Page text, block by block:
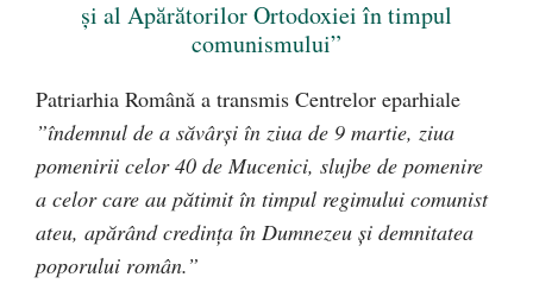
și al Apărătorilor Ortodoxiei în timpul
comunismului”
Patriarhia Română a transmis Centrelor eparhiale
”îndemnul de a săvârşi în ziua de 9 martie, ziua
pomenirii celor 40 de Mucenici, slujbe de pomenire
a celor care au pătimit în timpul regimului comunist
ateu, apărând credinţa în Dumnezeu şi demnitatea
poporului român.”